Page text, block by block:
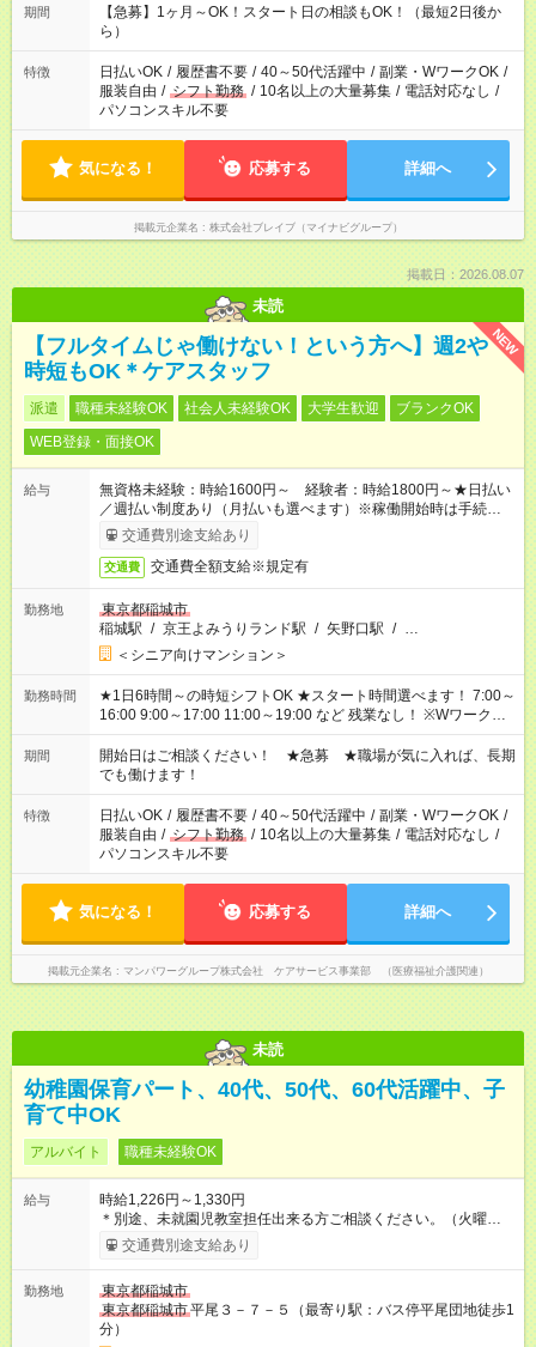
しておきたい」 「朝はゆっくりのスタートがいい」 「お昼の時
間を有効に使いたい」 など、ご希望があれば教えてください
ね。
期間
【急募】1ヶ月～OK！スタート日の相談もOK！（最短2日後か
ら）
特徴 日払いOK / 履歴書不要 / 40～50代活躍中 / 副業・WワークOK /
服装自由 / シフト勤務 / 10名以上の大量募集 / 電話対応なし /
パソコンスキル不要
気になる！ 応募する 詳細へ
掲載元企業名 株式会社ブレイブ（マイナビグループ）
掲載日：2026.08.07
未読
NEW
【フルタイムじゃ働けない！という方へ】週2や
時短もOK＊ケアスタッフ
派遣 職種未経験OK 社会人未経験OK 大学生歓迎
ブランクOK
WEB登録・面接OK
給与
無資格未経験：時給1600円～ 経験者：時給1800円～★日払い
／週払い制度あり（月払いも選べます）※稼働開始時は手続き完
了次第のお支払いとなります。
交通費別途支給あり
交通費 交通費全額支給※規定有
勤務地
東京都稲城市
稲城駅 / 京王よみうりランド駅 / 矢野口駅 / …
＜シニア向けマンション＞
勤務時間
★1日6時間～の時短シフトOK ★スタート時間選べます！ 7:00～
16:00 9:00～17:00 11:00～19:00 など 残業なし！ ※Wワークの
場合、他のお仕事と合わせ週40時間超の就業はご案内できませ
ん ※法令に基づき、週20時間以上勤務は社会保険への加入対象
となります ※労働者派遣法（日雇い派遣の原則禁止）により、
短時間・短期間の就業はご案内が難しい場合があります
期間
開始日はご相談ください！ ★急募 ★職場が気に入れば、長期
でも働けます！
特徴 日払いOK / 履歴書不要 / 40～50代活躍中 / 副業・WワークOK /
服装自由 / シフト勤務 / 10名以上の大量募集 / 電話対応なし /
パソコンスキル不要
気になる！ 応募する 詳細へ
掲載元企業名 マンパワーグループ株式会社 ケアサービス事業部 （医療福祉介護関連）
未読
幼稚園保育パート、40代、50代、60代活躍中、子
育て中OK
アルバイト 職種未経験OK
給与
時給1,226円～1,330円
＊別途、未就園児教室担任出来る方ご相談ください。（火曜日
＋1～2日） 【試用期間】試用期間なし
交通費別途支給あり
勤務地
東京都稲城市
東京都稲城市平尾３－７－５（最寄り駅：バス停平尾団地徒歩1
分）